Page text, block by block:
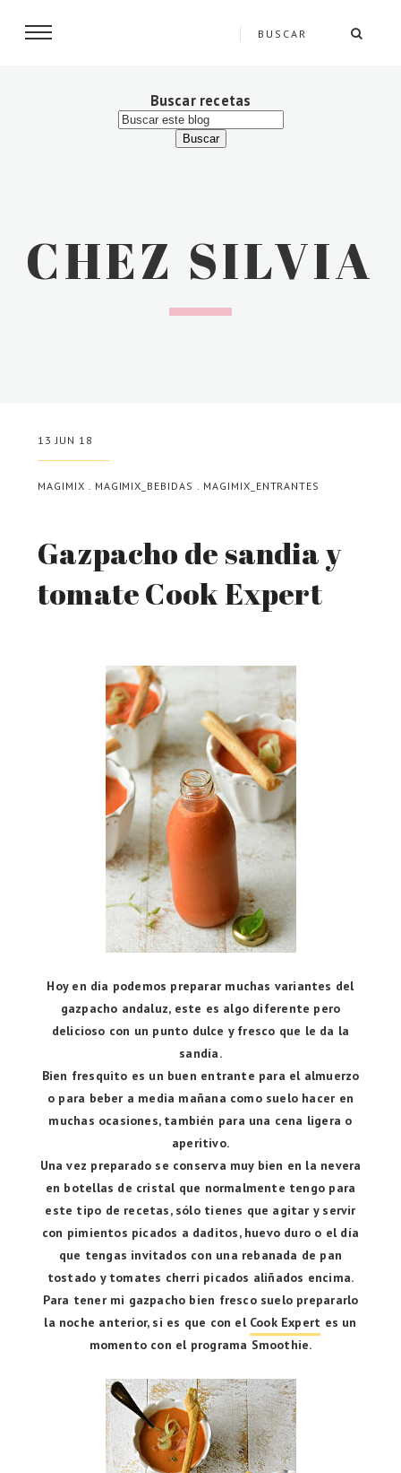
Buscar recetas
CHEZ SILVIA
13 JUN 18
MAGIMIX . MAGIMIX_BEBIDAS . MAGIMIX_ENTRANTES
Gazpacho de sandia y
tomate Cook Expert
Hoy en día podemos preparar muchas variantes del
gazpacho andaluz, este es algo diferente pero
delicioso con un punto dulce y fresco que le da la
sandía.
Bien fresquito es un buen entrante para el almuerzo
o para beber a media mañana como suelo hacer en
muchas ocasiones, también para una cena ligera o
aperitivo.
Una vez preparado se conserva muy bien en la nevera
en botellas de cristal que normalmente tengo para
este tipo de recetas, sólo tienes que agitar y servir
con pimientos picados a daditos, huevo duro o el día
que tengas invitados con una rebanada de pan
tostado y tomates cherri picados aliñados encima.
Para tener mi gazpacho bien fresco suelo prepararlo
la noche anterior, si es que con el Cook Expert es un
momento con el programa Smoothie.